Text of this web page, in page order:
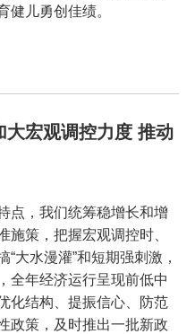
健儿勇创佳绩。
大宏观调控力度 推动
点，我们统筹稳增长和增
施策，把握宏观调控时、
大水漫灌”和短期强刺激，
全年经济运行呈现前低中
化结构、提振信心、防范
政策，及时推出一批新政